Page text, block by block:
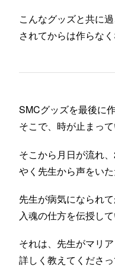
こんなグッズと共に
されてからは作らな
SMCグッズを最後に
そこで、時が止まって
そこから月日が流れ
やく先生から声をいた
先生が病気になられ
入魂の仕方を伝授して
それは、先生がマリ
詳しく教えてくださっ